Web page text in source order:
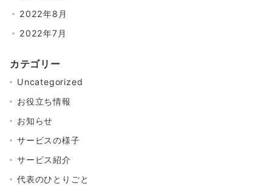
2022年8月
2022年7月
カテゴリー
Uncategorized
お役立ち情報
お知らせ
サービスの様子
サービス紹介
代表のひとりごと